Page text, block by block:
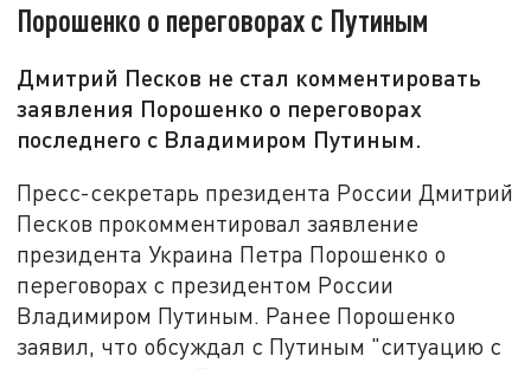
Порошенко о переговорах с Путиным
Дмитрий Песков не стал комментировать
заявления Порошенко о переговорах
последнего с Владимиром Путиным.
Пресс-секретарь президента России Дмитрий
Песков прокомментировал заявление
президента Украина Петра Порошенко о
переговорах с президентом России
Владимиром Путиным. Ранее Порошенко
заявил, что обсуждал с Путиным "ситуацию с